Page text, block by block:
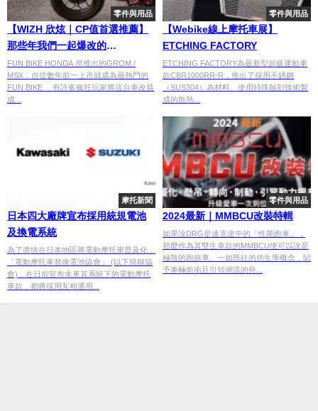
零件與用品
【WIZH 欣炫｜CP值首選推薦】
那些年我們一起爆改的
MSX/GROM125
FUN BIKE HONDA 所推出的GROM /
MSX，自從數年前一上市就成為最熱門的
FUN BIKE ，有許多瘋狂玩家將這台車改裝
成...
零件與用品
【Webike線上摩托車展】
ETCHING FACTORY
ETCHING FACTORY為最新型超級運動車
款CBR1000RR-R，推出了採用不銹鋼
（SUS304）為材料、使用特殊蝕刻技術製
成的散熱...
摩托新聞
日本四大廠牌宣布採用統規電池
及換電系統
為了盡快在日本地區將電動摩托車普及化，
「電動摩托車替換電池協會」 (以下簡稱協
會)，在日前宣布未來其系統下的電動摩托
車款，都將採用互相通用...
零件與用品
2024最新｜MMBCU改裝特輯
如果說DRG是速克達中的「性能跑車」，
那麼作為其雙生車款的MMBCU便可以說是
極致的跑旅車。一如既往的仿生學概念，賦
予車輛前衛且引領潮流的外...